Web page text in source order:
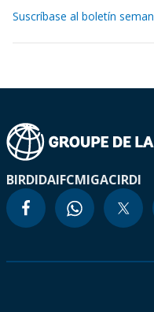
Suscríbase al boletín
BIRDIDAIFCMIGACIRDI